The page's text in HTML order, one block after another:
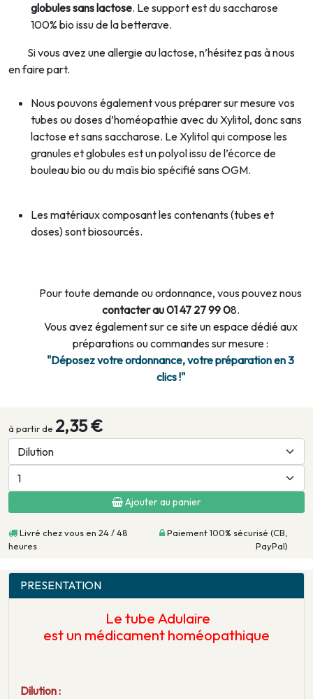
globules sans lactose. Le support est du saccharose
100% bio issu de la betterave.
Si vous avez une allergie au lactose, n’hésitez pas à nous
en faire part.
Nous pouvons également vous préparer sur mesure vos
tubes ou doses d’homéopathie avec du Xylitol, donc sans
lactose et sans saccharose. Le Xylitol qui compose les
granules et globules est un polyol issu de l’écorce de
bouleau bio ou du maïs bio spécifié sans OGM.
Les matériaux composant les contenants (tubes et
doses) sont biosourcés.
Pour toute demande ou ordonnance, vous pouvez nous
contacter au 01 47 27 99 08.
Vous avez également sur ce site un espace dédié aux
préparations ou commandes sur mesure :
"Déposez votre ordonnance, votre préparation en 3
clics !"
à partir de 2,35 €
Ajouter au panier
Livré chez vous en 24 / 48
heures
Paiement 100% sécurisé (CB,
PayPal)
PRESENTATION
Le tubeAdulaire
est un médicament homéopathique
Dilution :